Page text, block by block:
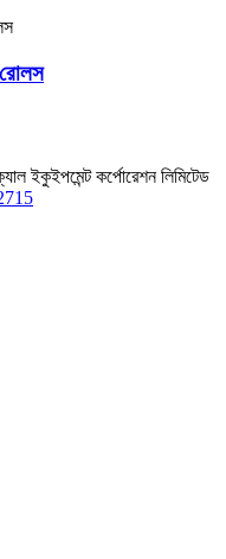
রোলস
ইকুইপমেন্ট কর্পোরেশন লিমিটেড